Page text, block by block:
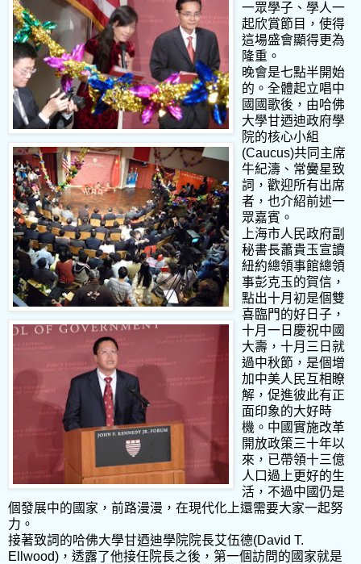
一眾學子、學人一
起欣賞節目，使得
這場盛會顯得更為
隆重。
晚會是七點半開始
的。全體起立唱中
國國歌後，由哈佛
大學甘迺迪政府學
院的核心小組
(Caucus)共同主席
牛紀濤、常黌星致
詞，歡迎所有出席
者，也介紹前述一
眾嘉賓。
上海市人民政府副
秘書長蕭貴玉宣讀
紐約總領事館總領
事彭克玉的賀信，
點出十月初是個雙
喜臨門的好日子，
十月一日慶祝中國
大壽，十月三日就
過中秋節，是個增
加中美人民互相瞭
解，促進彼此有正
面印象的大好時
機。中國實施改革
開放政策三十年以
來，已帶領十三億
人口過上更好的生
活，不過中國仍是
個發展中的國家，前路漫漫，在現代化上還需要大家一起努
力。
接著致詞的哈佛大學甘迺迪學院院長艾伍德(David T.
Ellwood)，透露了他接任院長之後，第一個訪問的國家就是